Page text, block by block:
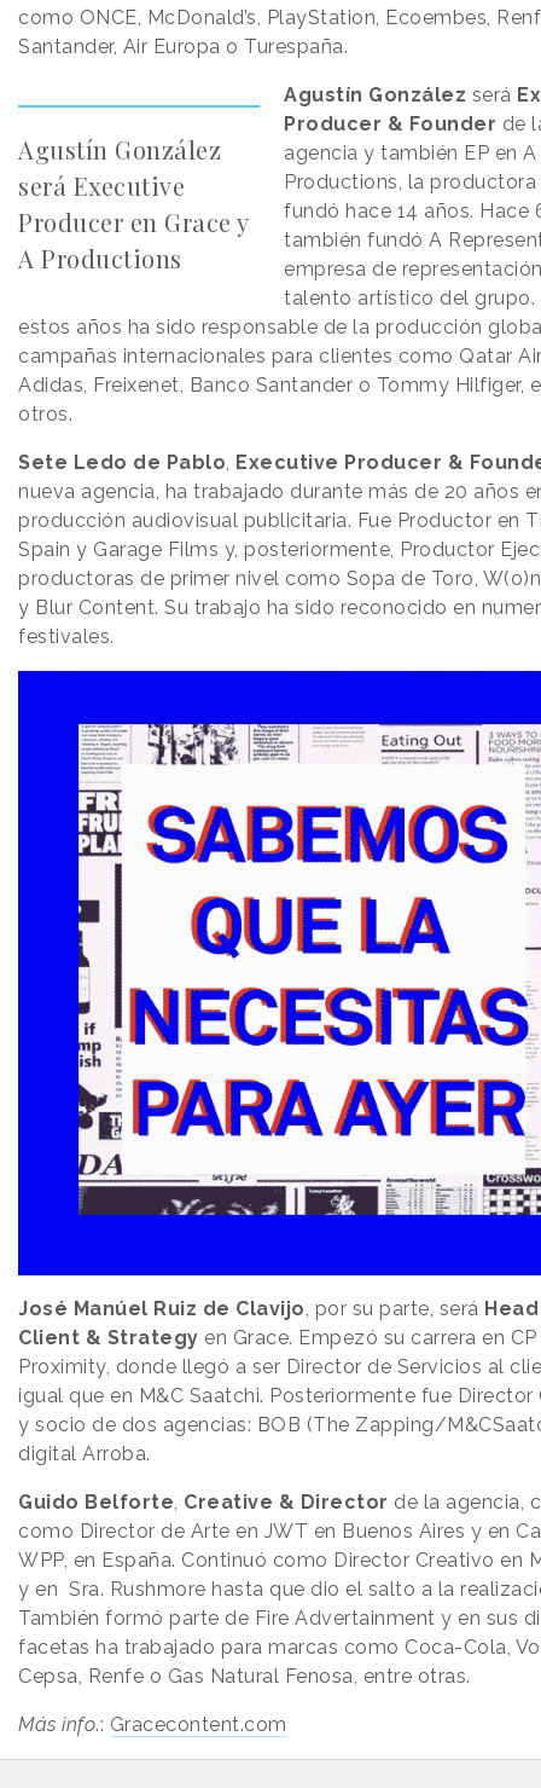
como ONCE, McDonald’s, PlayStation, Ecoembes,
Santander, Air Europa o Turespaña.
Agustín González
será Executive
Producer en Grace y
A Productions
Agustín González será
Producer & Founder de
agencia y también EP en A
Productions, la productora
fundó hace 14 años. Hace
también fundó A
empresa de
talento artístico del grupo.
estos años ha sido responsable de la producción
campañas internacionales para clientes como Qatar
Adidas, Freixenet, Banco Santander o Tommy Hilfiger,
otros.
Sete Ledo de Pablo, Executive Producer &
nueva agencia, ha trabajado durante más de 20 años
producción audiovisual publicitaria. Fue Productor en
Spain y Garage Films y, posteriormente, Productor
productoras de primer nivel como Sopa de Toro,
y Blur Content. Su trabajo ha sido reconocido en
festivales.
José Manúel Ruiz de Clavijo, por su parte, será
Client & Strategy en Grace. Empezó su carrera en CP
Proximity, donde llegó a ser Director de Servicios al
igual que en M&C Saatchi. Posteriormente fue Director
y socio de dos agencias: BOB (The Zapping/
digital Arroba.
Guido Belforte, Creative & Director de la agencia,
como Director de Arte en JWT en Buenos Aires y en
WPP, en España. Continuó como Director Creativo en
y en Sra. Rushmore hasta que dio el salto a la
También formó parte de Fire Advertainment y en sus
facetas ha trabajado para marcas como Coca-Cola,
Cepsa, Renfe o Gas Natural Fenosa, entre otras.
Más info.: Gracecontent.com